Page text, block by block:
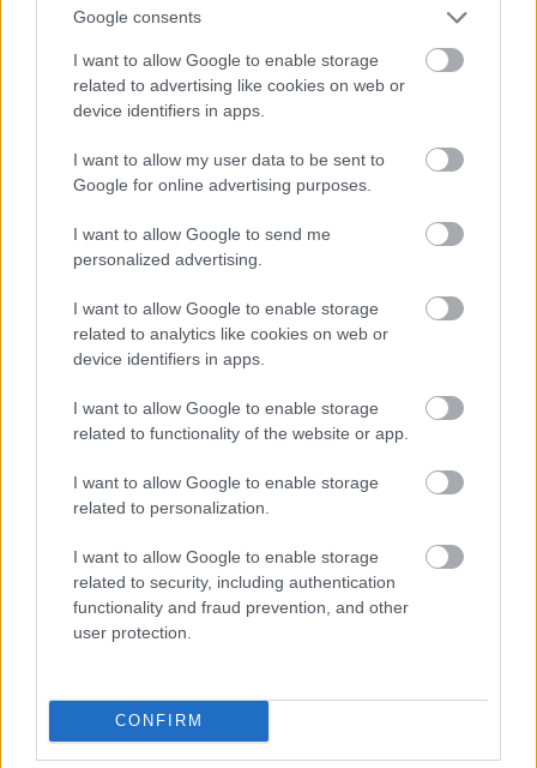
Google consents
I want to allow Google to enable storage
related to advertising like cookies on web or
device identifiers in apps.
I want to allow my user data to be sent to
Google for online advertising purposes.
I want to allow Google to send me
personalized advertising.
I want to allow Google to enable storage
related to analytics like cookies on web or
device identifiers in apps.
I want to allow Google to enable storage
related to functionality of the website or app.
I want to allow Google to enable storage
related to personalization.
I want to allow Google to enable storage
related to security, including authentication
functionality and fraud prevention, and other
user protection.
CONFIRM
és a mentálon kívül más is létezik és lehet jó, illetve a
emelgetéssel. Amiben pedig jelentős fejlődés
mutatkozik az utóbbi időben, a színvonalas szakmai
média megjelenések: ez hozza meg a kedvet a
elismerté a tömegek számára hivatásunkat.
Címkék:elmélet bűvész bűvészet
Ajánlott bejegyzések:
39 éve halt meg Rodolfo - Molnár Gergely
interjú
A hét idézete: Rodolfo